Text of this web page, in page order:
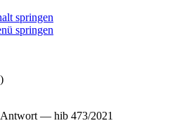
springen
springen
— hib 473/2021